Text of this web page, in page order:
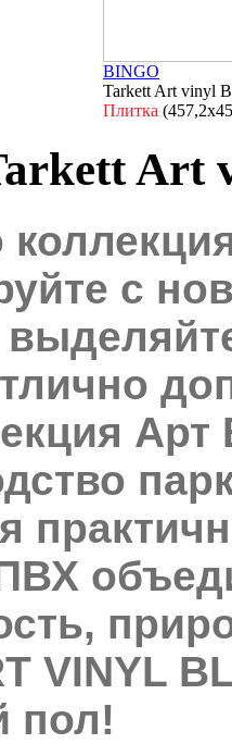
BINGO
Tarkett Art vinyl
Плитка
Art
с
Арт
VINYL
пол!